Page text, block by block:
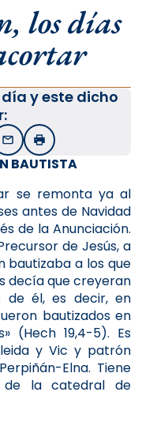
los días
y este dicho
EmailImprimir
BAUTISTA
se remonta ya al
antes de Navidad
de la Anunciación.
de Jesús, a
bautizaba a los que
decía que creyeran
de él, es decir, en
bautizados en
(Hech 19,4-5). Es
y Vic y patrón
Elna. Tiene
la catedral de